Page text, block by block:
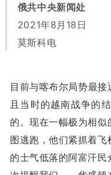
俄共中央新闻处
2021年8月18日
莫斯科电
目前与喀布尔局势最
且当时的越南战争的
的。现在一幅极为相
图逃跑，他们紧抓着
的士气低落的阿富汗